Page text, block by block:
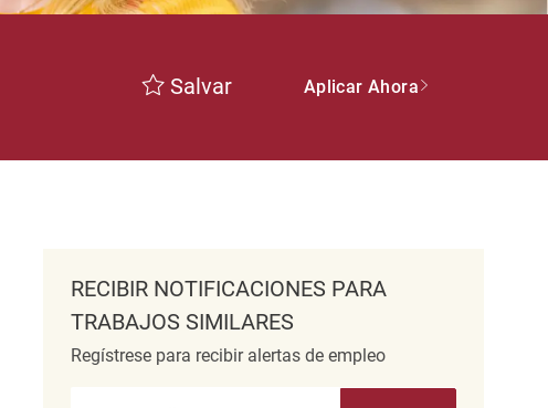
Salvar Aplicar Ahora
RECIBIR NOTIFICACIONES PARA
TRABAJOS SIMILARES
Regístrese para recibir alertas de empleo
Introduzca la dirección de correo electrónico (obligatorio)